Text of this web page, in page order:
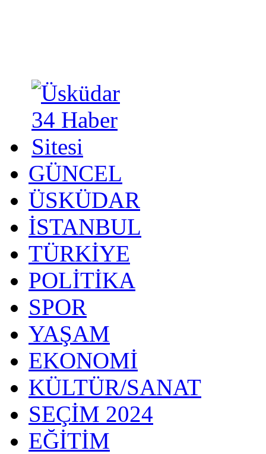
GÜNCEL
ÜSKÜDAR
İSTANBUL
TÜRKİYE
POLİTİKA
SPOR
YAŞAM
EKONOMİ
KÜLTÜR/SANAT
SEÇİM 2024
EĞİTİM